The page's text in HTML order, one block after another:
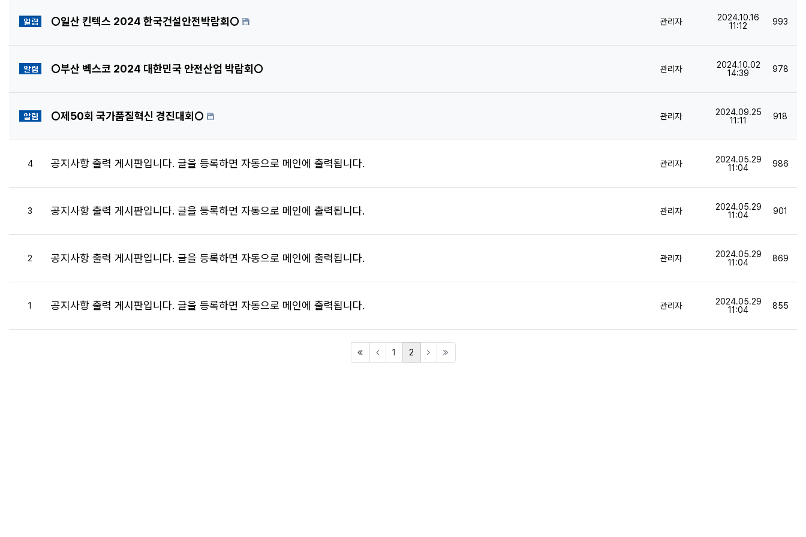
공지사항
○일산 킨텍스 2024 한국건설안전박람회○ 등록자
관리자 등록일
2024.10.16
11:12
조회
993
공지사항
○부산 벡스코 2024 대한민국 안전산업 박람회○ 등록자
관리자 등록일
2024.10.02
14:39
조회
978
공지사항
○제50회 국가품질혁신 경진대회○ 등록자
관리자 등록일
2024.09.25
11:11
조회
918
번호
4 공지사항 출력 게시판입니다. 글을 등록하면 자동으로 메인에 출력됩니다. 등록자
관리자 등록일
2024.05.29
11:04
조회
986
번호
3 공지사항 출력 게시판입니다. 글을 등록하면 자동으로 메인에 출력됩니다. 등록자
관리자 등록일
2024.05.29
11:04
조회
901
번호
2 공지사항 출력 게시판입니다. 글을 등록하면 자동으로 메인에 출력됩니다. 등록자
관리자 등록일
2024.05.29
11:04
조회
869
번호
1 공지사항 출력 게시판입니다. 글을 등록하면 자동으로 메인에 출력됩니다. 등록자
관리자 등록일
2024.05.29
11:04
조회
855
(first) 1 2 (current)